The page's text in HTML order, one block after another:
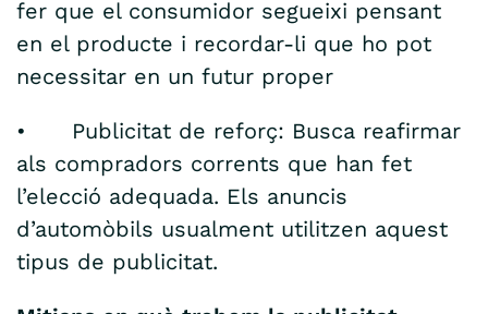
fer que el consumidor segueixi pensant
en el producte i recordar-li que ho pot
necessitar en un futur proper
• Publicitat de reforç: Busca reafirmar
als compradors corrents que han fet
l’elecció adequada. Els anuncis
d’automòbils usualment utilitzen aquest
tipus de publicitat.